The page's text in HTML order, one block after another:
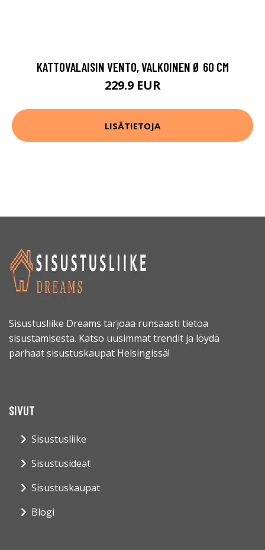
KATTOVALAISIN VENTO, VALKOINEN Ø 60 CM
229.9 EUR
LISÄTIETOJA
Sisustusliike Dreams tarjoaa runsaasti tietoa
sisustamisesta. Katso uusimmat trendit ja löydä
parhaat sisustuskaupat Helsingissä!
SIVUT
Sisustusliike
Sisustusideat
Sisustuskaupat
Blogi